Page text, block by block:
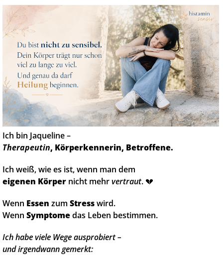
Ich bin Jaqueline –
Therapeutin, Körperkennerin, Betroffene.
Ich weiß, wie es ist, wenn man dem
eigenen Körper nicht mehrvertraut. 💔
Wenn Essen zum Stresswird.
Wenn Symptomedas Leben bestimmen.
Ich habe viele Wege ausprobiert –
und irgendwann gemerkt: